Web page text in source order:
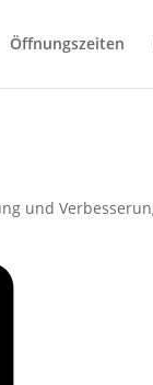
Öffnungszeiten
und